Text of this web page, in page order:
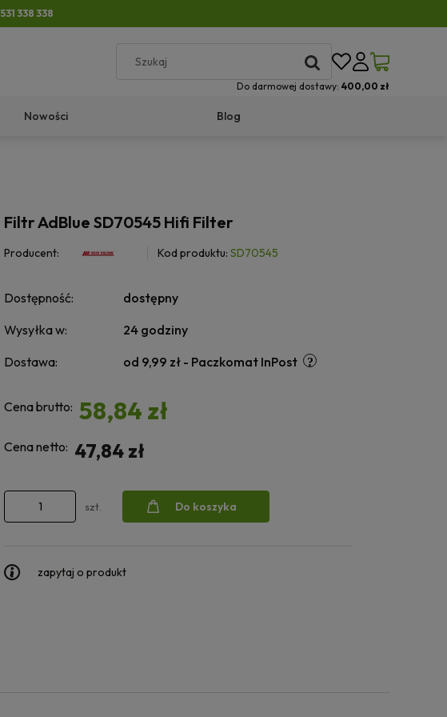
531 338 338
Do darmowej dostawy: 400,00 zł
Nowości Blog
Filtr AdBlue SD70545 Hifi Filter
Producent: Kod produktu: SD70545
Dostępność:
dostępny
Wysyłka w:
24 godziny
Dostawa:
od 9,99 zł - Paczkomat InPost
Cena brutto: 58,84 zł
Cena netto: 47,84 zł
szt. Do koszyka
zapytaj o produkt